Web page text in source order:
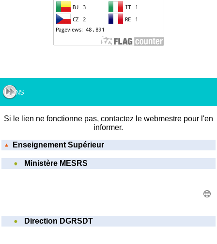
Liens
Si le lien ne fonctionne pas, contactez le webmestre pour l'en
informer.
Enseignement Supérieur
Ministère MESRS
Direction DGRSDT